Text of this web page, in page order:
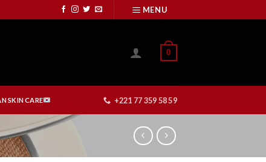
MENU
0
SKIN CARE +221 77 359 58 59